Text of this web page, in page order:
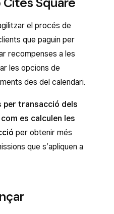
el procés de
que paguin per
recompenses a les
les opcions de
des del calendari.
per transacció dels
com es calculen les
per obtenir més
que s’apliquen a